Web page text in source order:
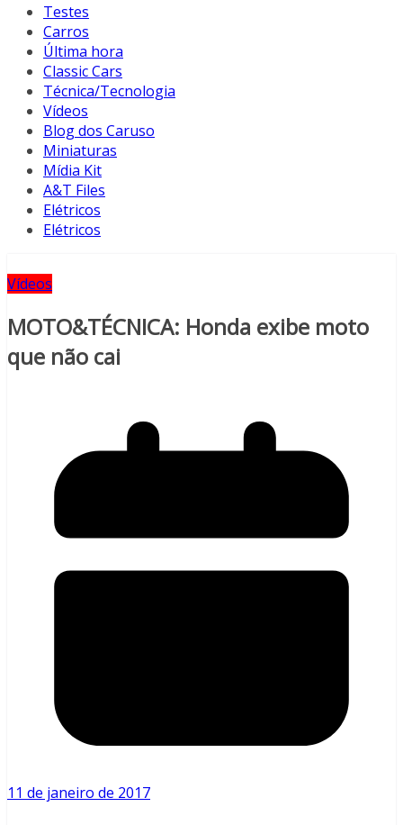
Testes
Carros
Última hora
Classic Cars
Técnica/Tecnologia
Vídeos
Blog dos Caruso
Miniaturas
Mídia Kit
A&T Files
Elétricos
Elétricos
Vídeos
MOTO&TÉCNICA: Honda exibe moto
que não cai
11 de janeiro de 2017